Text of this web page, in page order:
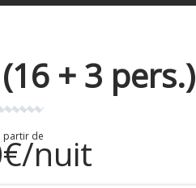
+ 3 pers.)
partir denuit